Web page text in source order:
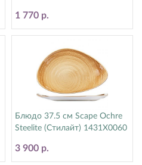
1 770 р.
Блюдо 37.5 см Scape Ochre
Steelite (Стилайт) 1431X0060
3 900 р.